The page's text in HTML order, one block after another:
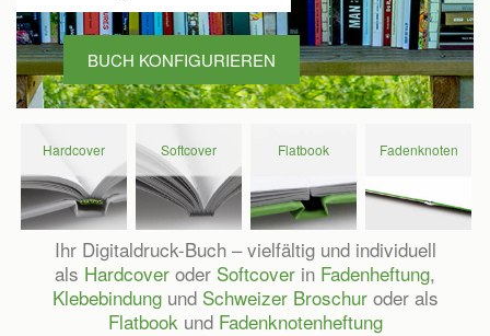
BUCH KONFIGURIEREN
Hard­cover
Buch
konfigurieren
Soft­cover
Buch
konfigurieren
Flat­book
Buch
konfigurieren
Faden­knoten
Buch
konfigurieren
Ihr Digitaldruck-Buch – vielfältig und individuell
als Hardcover oder Softcover in Fadenheftung,
Klebebindungund Schweizer Broschuroder als
Flatbookund Fadenknotenheftung